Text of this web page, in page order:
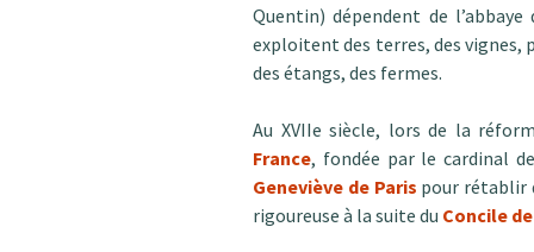
Quentin) dépendent de
exploitent des terres, des vignes,
des étangs, des fermes.
Au XVIIe siècle, lors de la
France, fondée par le cardinal
Geneviève de Paris pour rétablir
rigoureuse à la suite du Concile